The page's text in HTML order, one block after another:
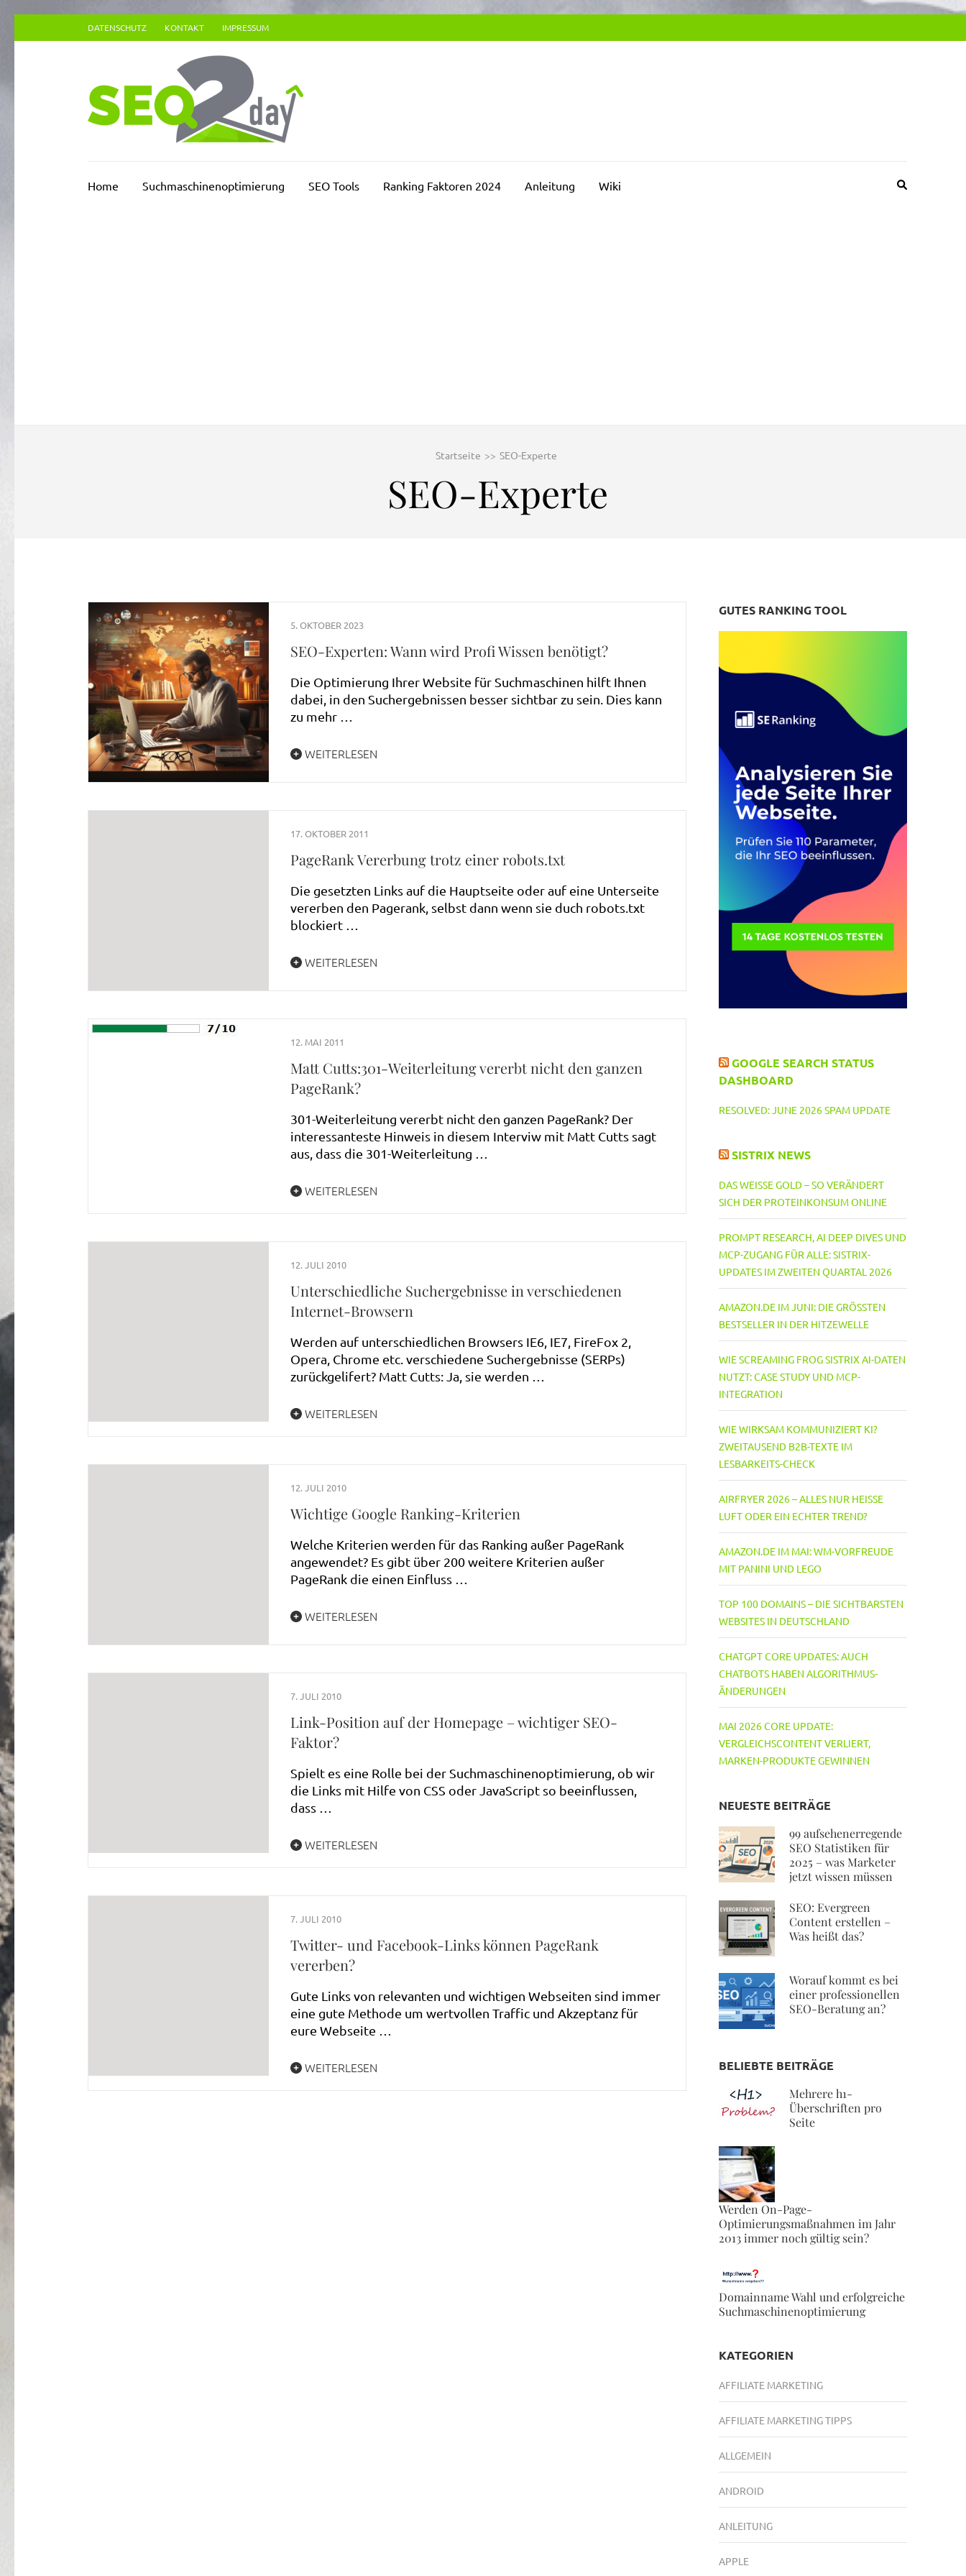
Inhalt
DATENSCHUTZ KONTAKT IMPRESSUM
Home Suchmaschinenoptimierung SEO Tools Ranking Faktoren 2024 Anleitung Wiki
Startseite >> SEO-Experte
SEO-Experte
5. OKTOBER 2023
SEO-Experten: Wann wird Profi Wissen benötigt?
Die Optimierung Ihrer Website für Suchmaschinen hilft Ihnen
dabei, in den Suchergebnissen besser sichtbar zu sein. Dies kann
zu mehr …
WEITERLESEN
17. OKTOBER 2011
PageRank Vererbung trotz einer robots.txt
Die gesetzten Links auf die Hauptseite oder auf eine Unterseite
vererben den Pagerank, selbst dann wenn sie duch robots.txt
blockiert …
WEITERLESEN
12. MAI 2011
Matt Cutts:301-Weiterleitung vererbt nicht den ganzen
PageRank?
301-Weiterleitung vererbt nicht den ganzen PageRank? Der
interessanteste Hinweis in diesem Interviw mit Matt Cutts sagt
aus, dass die 301-Weiterleitung …
WEITERLESEN
12. JULI 2010
Unterschiedliche Suchergebnisse in verschiedenen
Internet-Browsern
Werden auf unterschiedlichen Browsers IE6, IE7, FireFox 2,
Opera, Chrome etc. verschiedene Suchergebnisse (SERPs)
zurückgelifert? Matt Cutts: Ja, sie werden …
WEITERLESEN
12. JULI 2010
Wichtige Google Ranking-Kriterien
Welche Kriterien werden für das Ranking außer PageRank
angewendet? Es gibt über 200 weitere Kriterien außer
PageRank die einen Einfluss …
WEITERLESEN
7. JULI 2010
Link-Position auf der Homepage – wichtiger SEO-
Faktor?
Spielt es eine Rolle bei der Suchmaschinenoptimierung, ob wir
die Links mit Hilfe von CSS oder JavaScript so beeinflussen,
dass …
WEITERLESEN
7. JULI 2010
Twitter- und Facebook-Links können PageRank
vererben?
Gute Links von relevanten und wichtigen Webseiten sind immer
eine gute Methode um wertvollen Traffic und Akzeptanz für
eure Webseite …
WEITERLESEN
GUTES RANKING TOOL
GOOGLE SEARCH STATUS
DASHBOARD
RESOLVED: JUNE 2026 SPAM UPDATE
SISTRIX NEWS
DAS WEISSE GOLD – SO VERÄNDERT S
ICH DER PROTEINKONSUM ONLINE
PROMPT RESEARCH, AI DEEP DIVES UND
MCP-ZUGANG FÜR ALLE: SISTRIX-
UPDATES IM ZWEITEN QUARTAL 2026
AMAZON.DE IM JUNI: DIE GRÖSSTEN B
ESTSELLER IN DER HITZEWELLE
WIE SCREAMING FROG SISTRIX AI-DATEN
NUTZT: CASE STUDY UND MCP-
INTEGRATION
WIE WIRKSAM KOMMUNIZIERT KI?
ZWEITAUSEND B2B-TEXTE IM
LESBARKEITS-CHECK
AIRFRYER 2026 – ALLES NUR HEISSE L
UFT ODER EIN ECHTER TREND?
AMAZON.DE IM MAI: WM-VORFREUDE
MIT PANINI UND LEGO
TOP 100 DOMAINS – DIE SICHTBARSTEN
WEBSITES IN DEUTSCHLAND
CHATGPT CORE UPDATES: AUCH
CHATBOTS HABEN ALGORITHMUS-
ÄNDERUNGEN
MAI 2026 CORE UPDATE:
VERGLEICHSCONTENT VERLIERT,
MARKEN-PRODUKTE GEWINNEN
NEUESTE BEITRÄGE
99 aufsehenerregende
SEO Statistiken für
2025 – was Marketer
jetzt wissen müssen
SEO: Evergreen
Content erstellen –
Was heißt das?
Worauf kommt es bei
einer professionellen
SEO-Beratung an?
BELIEBTE BEITRÄGE
Mehrere h1-
Überschriften pro
Seite
Werden On-Page-
Optimierungsmaßnahmen im Jahr
2013 immer noch gültig sein?
Domainname Wahl und erfolgreiche
Suchmaschinenoptimierung
KATEGORIEN
AFFILIATE MARKETING
AFFILIATE MARKETING TIPPS
ALLGEMEIN
ANDROID
ANLEITUNG
APPLE